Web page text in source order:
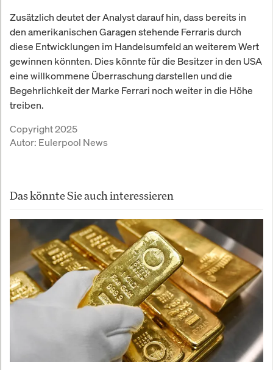
Zusätzlich deutet der Analyst darauf hin, dass bereits in
den amerikanischen Garagen stehende Ferraris durch
diese Entwicklungen im Handelsumfeld an weiterem Wert
gewinnen könnten. Dies könnte für die Besitzer in den USA
eine willkommene Überraschung darstellen und die
Begehrlichkeit der Marke Ferrari noch weiter in die Höhe
treiben.
Copyright 2025
Autor: Eulerpool News
Das könnte Sie auch interessieren